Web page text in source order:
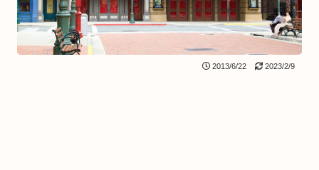
2013/6/22 2023/2/9